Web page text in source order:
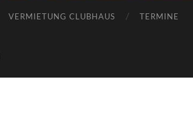
VERMIETUNG CLUBHAUS TERMINE